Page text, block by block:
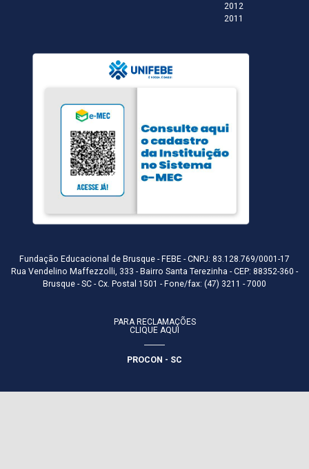
2012
2011
Fundação Educacional de Brusque - FEBE - CNPJ: 83.128.769/0001-17
Rua Vendelino Maffezzolli, 333 - Bairro Santa Terezinha - CEP: 88352-360 -
Brusque - SC - Cx. Postal 1501 - Fone/fax: (47) 3211 - 7000
PARA RECLAMAÇÕES
CLIQUE AQUI
PROCON - SC